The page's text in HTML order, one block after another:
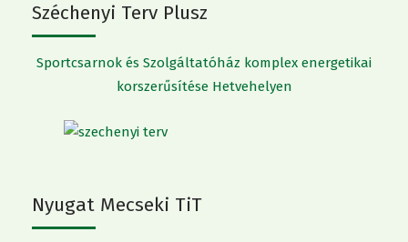
Széchenyi Terv Plusz
Sportcsarnok és Szolgáltatóház komplex energetikai
korszerűsítése Hetvehelyen
Nyugat Mecseki TiT